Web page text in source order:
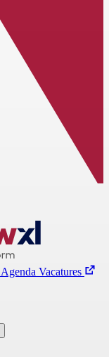
Agenda Vacatures